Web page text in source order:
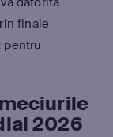
finale
pentru
2026